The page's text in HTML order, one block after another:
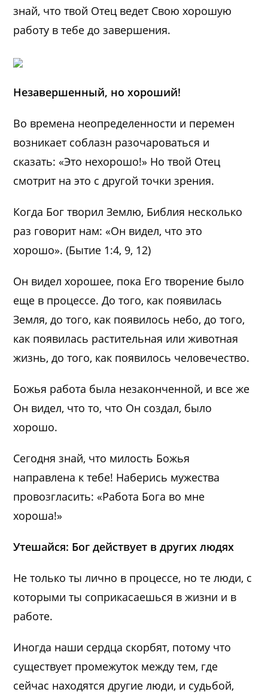
знай, что твой Отец ведет Свою хорошую
работу в тебе до завершения.
Незавершенный, но хороший!
Во времена неопределенности и перемен
возникает соблазн разочароваться и
сказать: «Это нехорошо!» Но твой Отец
смотрит на это с другой точки зрения.
Когда Бог творил Землю, Библия несколько
раз говорит нам: «Он видел, что это
хорошо». (Бытие 1:4, 9, 12)
Он видел хорошее, пока Его творение было
еще в процессе. До того, как появилась
Земля, до того, как появилось небо, до того,
как появилась растительная или животная
жизнь, до того, как появилось человечество.
Божья работа была незаконченной, и все же
Он видел, что то, что Он создал, было
хорошо.
Сегодня знай, что милость Божья
направлена к тебе! Наберись мужества
провозгласить: «Работа Бога во мне
хороша!»
Утешайся: Бог действует в других людях
Не только ты лично в процессе, но те люди, с
которыми ты соприкасаешься в жизни и в
работе.
Иногда наши сердца скорбят, потому что
существует промежуток между тем, где
сейчас находятся другие люди, и судьбой,